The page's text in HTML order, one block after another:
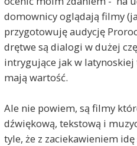
domownicy oglądają filmy
przygotowuję audycję
drętwe są dialogi w dużej
intrygujące jak w
mają wartość.
Ale nie powiem, są filmy
dźwiękową, tekstową i
tyle, że z zaciekawieniem